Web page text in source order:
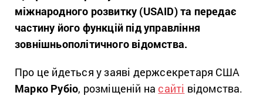
міжнародного розвитку (USAID) та передає
частину його функцій під управління
зовнішньополітичного відомства.
Про це йдеться у заяві держсекретаря США
Марко Рубіо, розміщеній на сайті відомства.